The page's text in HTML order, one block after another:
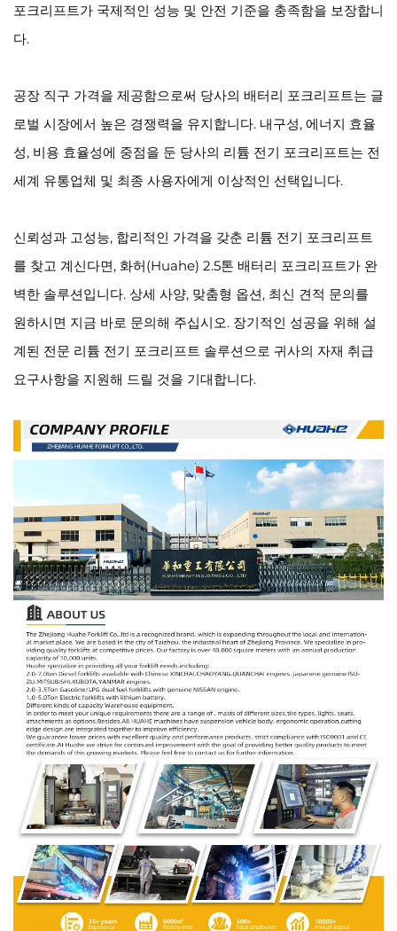
포크리프트가 국제적인 성능 및 안전 기준을 충족함을 보장합니
다.
공장 직구 가격을 제공함으로써 당사의 배터리 포크리프트는 글
로벌 시장에서 높은 경쟁력을 유지합니다. 내구성, 에너지 효율
성, 비용 효율성에 중점을 둔 당사의 리튬 전기 포크리프트는 전
세계 유통업체 및 최종 사용자에게 이상적인 선택입니다.
신뢰성과 고성능, 합리적인 가격을 갖춘 리튬 전기 포크리프트
를 찾고 계신다면, 화허(Huahe) 2.5톤 배터리 포크리프트가 완
벽한 솔루션입니다. 상세 사양, 맞춤형 옵션, 최신 견적 문의를
원하시면 지금 바로 문의해 주십시오. 장기적인 성공을 위해 설
계된 전문 리튬 전기 포크리프트 솔루션으로 귀사의 자재 취급
요구사항을 지원해 드릴 것을 기대합니다.